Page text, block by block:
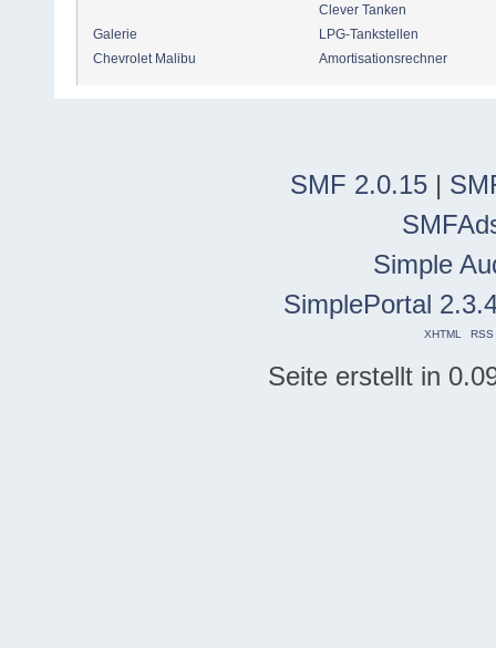
Clever Tanken
Galerie
LPG-Tankstellen
Chevrolet Malibu
Amortisationsrechner
SMF 2.0.15 |
Simple
SimplePortal
XHTML RSS
Seite erstellt in